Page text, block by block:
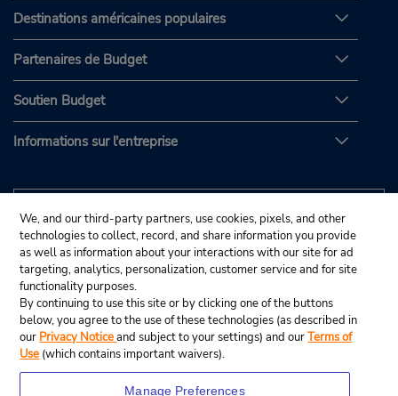
Destinations américaines populaires
Partenaires de Budget
Soutien Budget
Informations sur l'entreprise
We, and our third-party partners, use cookies, pixels, and other
technologies to collect, record, and share information you provide
as well as information about your interactions with our site for ad
targeting, analytics, personalization, customer service and for site
functionality purposes.
By continuing to use this site or by clicking one of the buttons
below, you agree to the use of these technologies (as described in
our Privacy Noticeand subject to your settings) and ourTerms of
Use (which contains important waivers).
Manage Preferences